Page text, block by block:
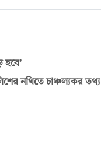
হবে’
নথিতে চাঞ্চল্যকর তথ্য